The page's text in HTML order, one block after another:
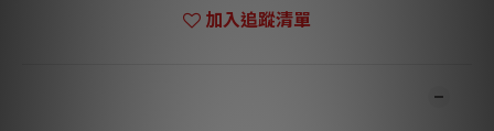
加入追蹤清單